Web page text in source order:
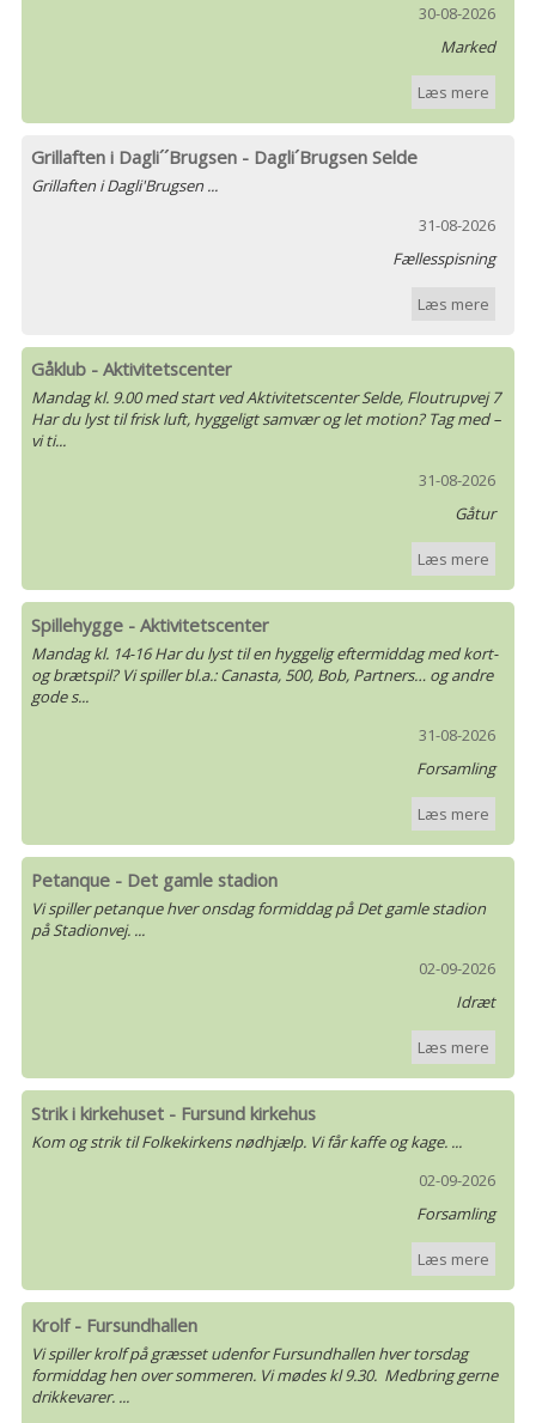
30-08-2026
Marked
Læs mere
Grillaften i Dagli´´Brugsen - Dagli´Brugsen Selde
Grillaften i Dagli'Brugsen ...
31-08-2026
Fællesspisning
Læs mere
Gåklub - Aktivitetscenter
Mandag kl. 9.00 med start ved Aktivitetscenter Selde, Floutrupvej 7
Har du lyst til frisk luft, hyggeligt samvær og let motion? Tag med –
vi ti...
31-08-2026
Gåtur
Læs mere
Spillehygge - Aktivitetscenter
Mandag kl. 14-16 Har du lyst til en hyggelig eftermiddag med kort-
og brætspil? Vi spiller bl.a.: Canasta, 500, Bob, Partners… og andre
gode s...
31-08-2026
Forsamling
Læs mere
Petanque - Det gamle stadion
Vi spiller petanque hver onsdag formiddag på Det gamle stadion
på Stadionvej. ...
02-09-2026
Idræt
Læs mere
Strik i kirkehuset - Fursund kirkehus
Kom og strik til Folkekirkens nødhjælp. Vi får kaffe og kage. ...
02-09-2026
Forsamling
Læs mere
Krolf - Fursundhallen
Vi spiller krolf på græsset udenfor Fursundhallen hver torsdag
formiddag hen over sommeren. Vi mødes kl 9.30. Medbring gerne
drikkevarer. ...